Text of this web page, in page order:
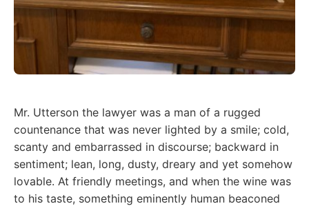
Mr. Utterson the lawyer was a man of a rugged
countenance that was never lighted by a smile; cold,
scanty and embarrassed in discourse; backward in
sentiment; lean, long, dusty, dreary and yet somehow
lovable. At friendly meetings, and when the wine was
to his taste, something eminently human beaconed